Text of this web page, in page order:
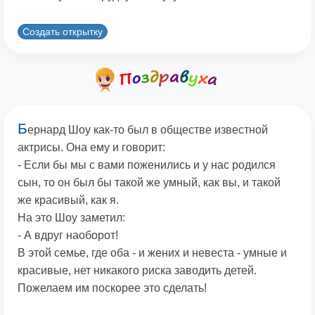
Создать открытку
Бернард Шоу как-то был в обществе известной
актрисы. Она ему и говорит:
- Если бы мы с вами поженились и у нас родился
сын, то он был бы такой же умный, как вы, и такой
же красивый, как я.
На это Шоу заметил:
- А вдруг наоборот!
В этой семье, где оба - и жених и невеста - умные и
красивые, нет никакого риска заводить детей.
Пожелаем им поскорее это сделать!